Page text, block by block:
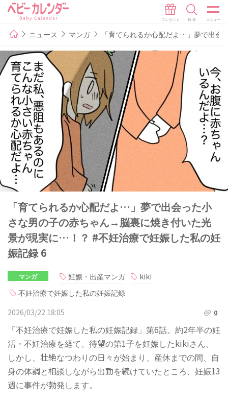
ニュース マンガ 「育てられるか心配だよ…」夢で出
「育てられるか心配だよ…」夢で出会った小
さな男の子の赤ちゃん→脳裏に焼き付いた光
景が現実に…！？ #不妊治療で妊娠した私の妊
娠記録 6
マンガ 妊娠・出産マンガ
kiki
不妊治療で妊娠した私の妊娠記録
2026/03/22 18:05
0
「不妊治療で妊娠した私の妊娠記録」第6話。約2年半の妊
活・不妊治療を経て、待望の第1子を妊娠したkikiさん。
しかし、壮絶なつわりの日々が始まり、産休までの間、自
身の体調と相談しながら出勤を続けていたところ、妊娠13
週に事件が勃発します。